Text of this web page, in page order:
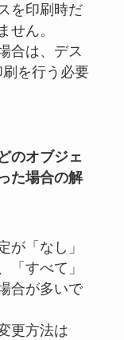
を印刷時だ
せん。
合は、デス
を行う必要
のオブジェ
た場合の解
が「なし」
「すべて」
合が多いで
更方法は